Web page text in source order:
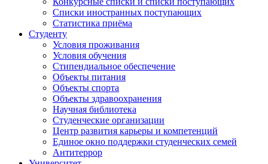
Списки иностранных поступающих
Статистика приёма
Студенту
Условия проживания
Условия обучения
Стипендиальное обеспечение
Объекты питания
Объекты спорта
Объекты здравоохранения
Научная библиотека
Студенческие организации
Центр развития карьеры и компетенций
Единое окно поддержки студенческих семей
Антитеррор